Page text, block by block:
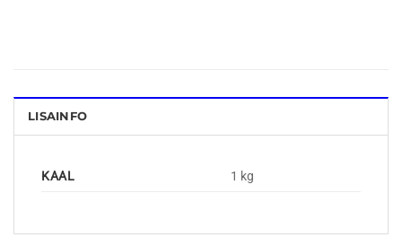
LISAINFO
KAAL 1 kg